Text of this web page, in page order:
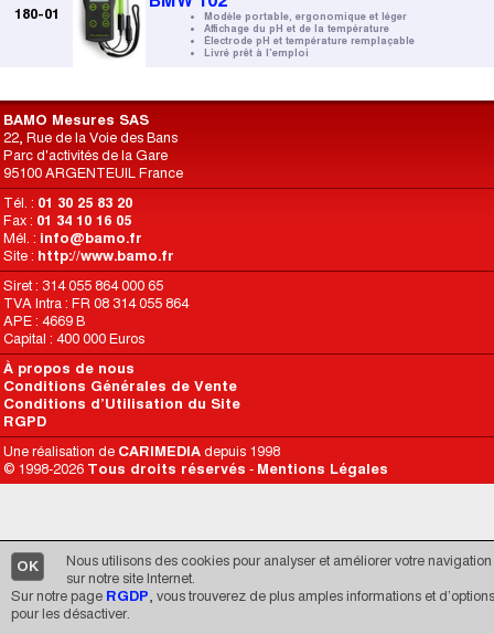
OK
Nous utilisons des cookies pour analyser et améliorer votre navigation
sur notre site Internet.
Sur notre page RGDP, vous trouverez de plus amples informations et d’options
pour les désactiver.
180-01
Modèle portable, ergonomique et léger
Affichage du pH et de la température
Électrode pH et température remplaçable
Livré prêt à l'emploi
BAMO Mesures SAS
22, Rue de la Voie des Bans
Parc d'activités de la Gare
95100 ARGENTEUIL France
Tél. : 01 30 25 83 20
Fax : 01 34 10 16 05
Mél. : info@bamo.fr
Site : http://www.bamo.fr
Siret : 314 055 864 000 65
TVA Intra : FR 08 314 055 864
APE : 4669 B
Capital : 400 000 Euros
À propos de nous
Conditions Générales de Vente
Conditions d’Utilisation du Site
RGPD
Une réalisation de CARIMEDIA depuis 1998
© 1998-2026 Tous droits réservés - Mentions Légales